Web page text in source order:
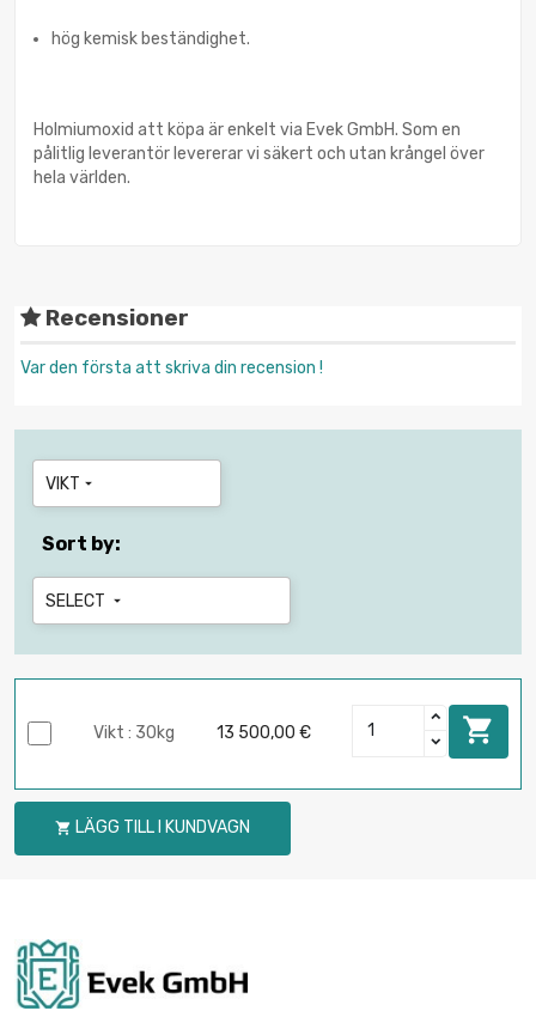
hög kemisk beständighet.
Holmiumoxid att köpa är enkelt via Evek GmbH. Som en
pålitlig leverantör levererar vi säkert och utan krångel över
hela världen.
Recensioner
Var den första att skriva din recension !
VIKT 
Sort by:
SELECT 
Vikt : 30kg 13 500,00 € 
 LÄGG TILL I KUNDVAGN